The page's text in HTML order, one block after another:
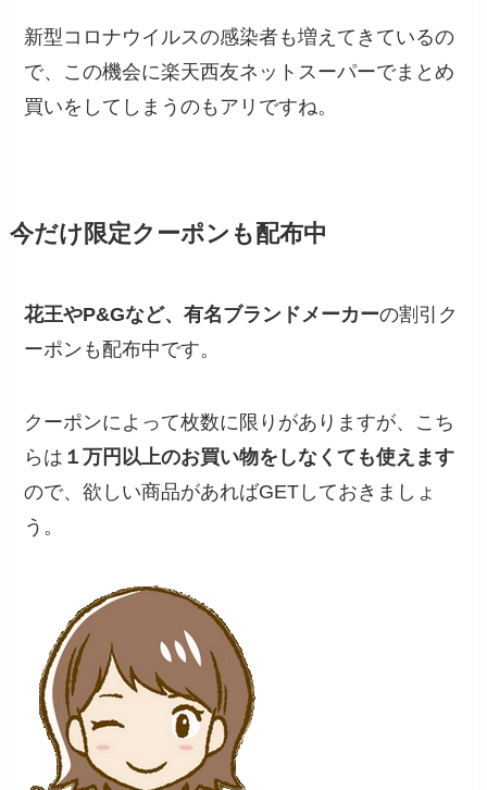
新型コロナウイルスの感染者も増えてきているの
で、この機会に楽天西友ネットスーパーでまとめ
買いをしてしまうのもアリですね。
今だけ限定クーポンも配布中
花王やP&Gなど、有名ブランドメーカーの割引ク
ーポンも配布中です。
クーポンによって枚数に限りがありますが、こち
らは １万円以上のお買い物をしなくても使えます
ので、欲しい商品があればGETしておきましょ
う。